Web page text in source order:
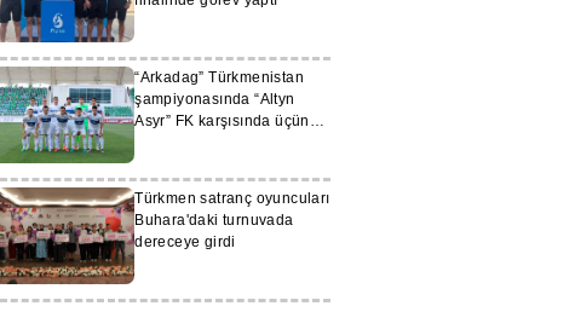
“Arkadag” Türkmenistan
şampiyonasında “Altyn
Asyr” FK karşısında üçüncü
Türkmen satranç oyuncuları
Buhara'daki turnuvada
dereceye girdi